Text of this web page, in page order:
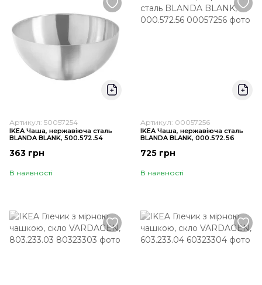
Артикул: 50057254
IKEA Чаша, нержавіюча сталь
BLANDA BLANK, 500.572.54
363 грн
В наявності
Артикул: 00057256
IKEA Чаша, нержавіюча сталь
BLANDA BLANK, 000.572.56
725 грн
В наявності